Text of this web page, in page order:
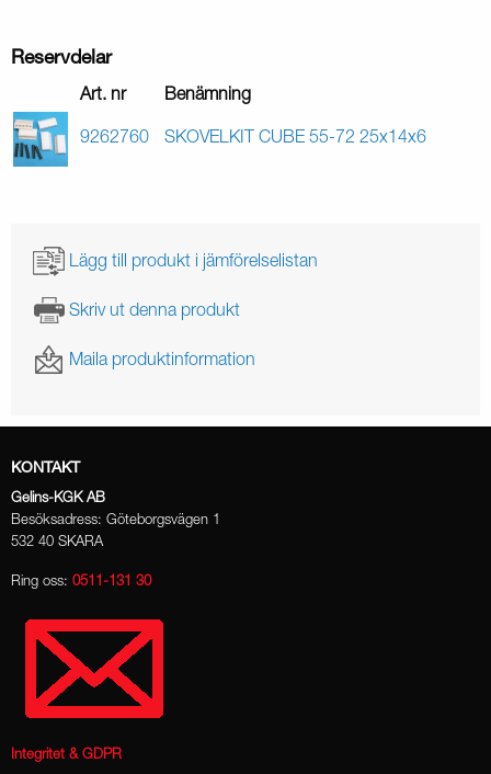
Reservdelar
Art. nr Benämning
9262760 SKOVELKIT CUBE 55-72 25x14x6
Lägg till produkt i jämförelselistan
Skriv ut denna produkt
Maila produktinformation
KONTAKT
Gelins-KGK AB
Besöksadress: Göteborgsvägen 1
532 40 SKARA
Ring oss: 0511-131 30
Integritet & GDPR